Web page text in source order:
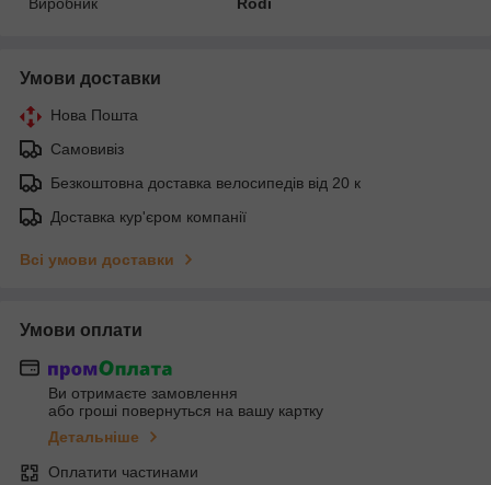
Умови доставки
Нова Пошта
Самовивіз
Безкоштовна доставка велосипедів від 20 к
Доставка кур'єром компанії
Всі умови доставки
Умови оплати
Ви отримаєте замовлення
або гроші повернуться на вашу картку
Детальніше
Оплатити частинами